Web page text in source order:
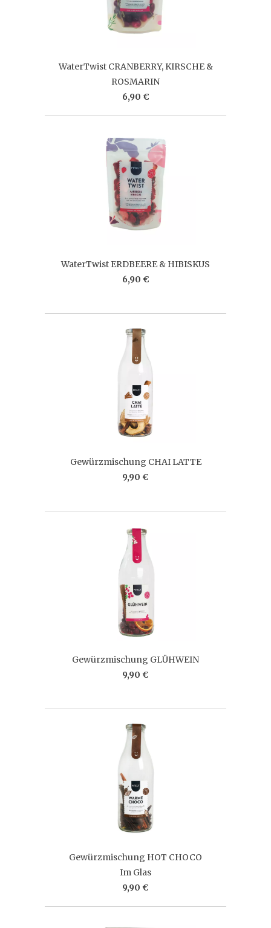
WaterTwist CRANBERRY, KIRSCHE &
ROSMARIN
6,90 €
WaterTwist ERDBEERE & HIBISKUS
6,90 €
Gewürzmischung CHAI LATTE
9,90 €
Gewürzmischung GLÜHWEIN
9,90 €
Gewürzmischung HOT CHOCO
Im Glas
9,90 €